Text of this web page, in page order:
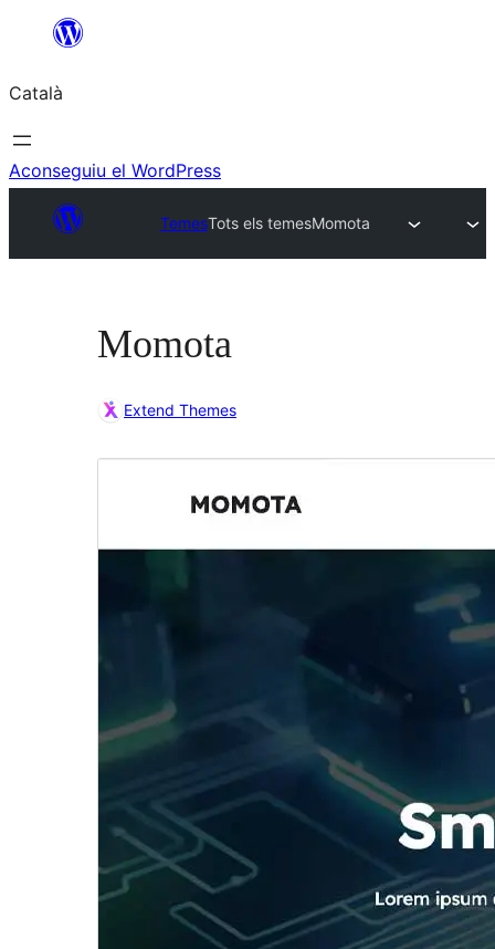
contingut
Català
Aconseguiu el WordPress
TemesTots els temesMomota
Momota
Extend Themes